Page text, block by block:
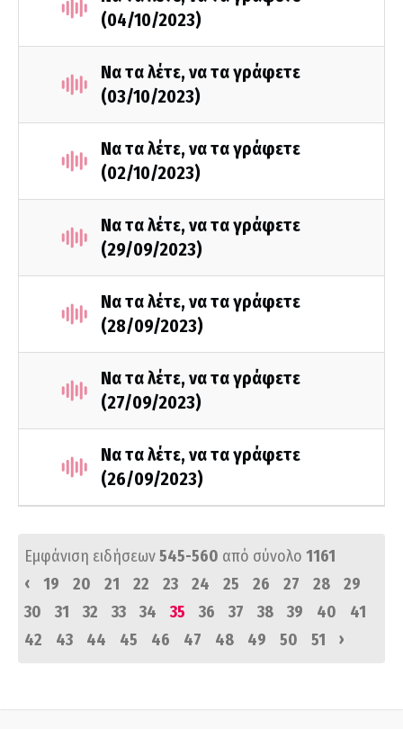
(04/10/2023)
Να τα λέτε, να τα γράφετε
(03/10/2023)
Να τα λέτε, να τα γράφετε
(02/10/2023)
Να τα λέτε, να τα γράφετε
(29/09/2023)
Να τα λέτε, να τα γράφετε
(28/09/2023)
Να τα λέτε, να τα γράφετε
(27/09/2023)
Να τα λέτε, να τα γράφετε
(26/09/2023)
Εμφάνιση ειδήσεων545-560 από σύνολο 1161
‹
19 20 21 22 23 24 25 26 27 28
29
30
31 32 33 34 35 36 37 38 39 40
41
42
43 44 45 46 47 48 49 50 51 ›